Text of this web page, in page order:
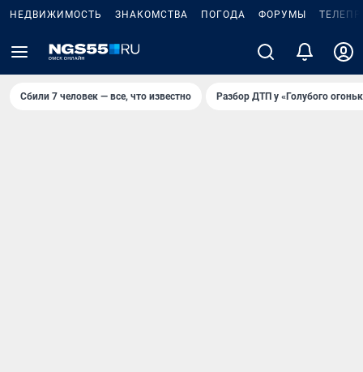
НЕДВИЖИМОСТЬ ЗНАКОМСТВА ПОГОДА ФОРУМЫ
Сбили 7 человек — все, что известно Разбор ДТП у «Голубого